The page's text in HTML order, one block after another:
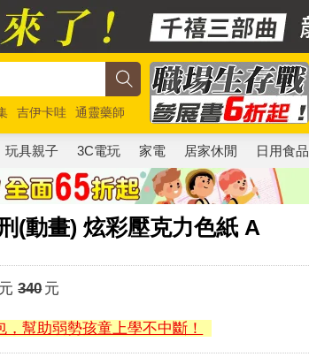
吉伊卡哇
通靈藥師
玩具親子 3C電玩 家電 居家休閒 日用食品
(動畫) 炫彩壓克力色紙 A
元 340元
，幫助弱勢孩童上學不中斷！